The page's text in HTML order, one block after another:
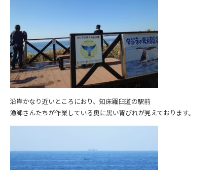
沿岸かなり近いところにおり、知床羅臼道の駅前
漁師さんたちが作業している奥に黒い背びれが見えております。